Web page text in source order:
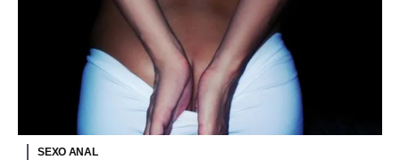
SEXO ANAL